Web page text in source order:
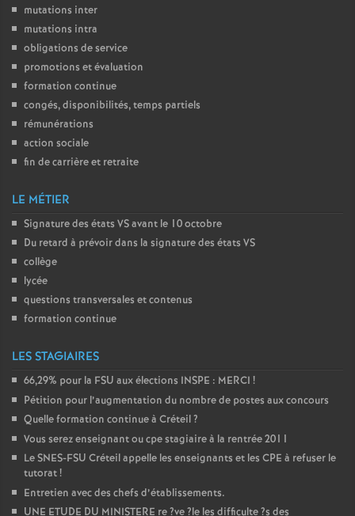
mutations inter
mutations intra
obligations de service
promotions et évaluation
formation continue
congés, disponibilités, temps partiels
rémunérations
action sociale
fin de carrière et retraite
LE MÉTIER
Signature des états VSavant le 10 octobre
Du retard à prévoir dans la signature des états VS
collège
lycée
questions transversales et contenus
formation continue
LES STAGIAIRES
66,29% pour la FSU aux élections INSPE : MERCI !
Pétition pour l’augmentation du nombre de postes aux concours
Quelle formation continue à Créteil?
Vous serez enseignant ou cpe stagiaire à la rentrée 2011
LeSNES-FSU Créteil appelle les enseignants et les CPE à refuser le
tutorat!
Entretien avec des chefs d’établissements.
UNE ETUDE DU MINISTERE re?ve?le les difficulte?s des